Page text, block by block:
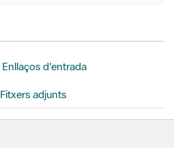
Enllaços d'entrada
Fitxers adjunts